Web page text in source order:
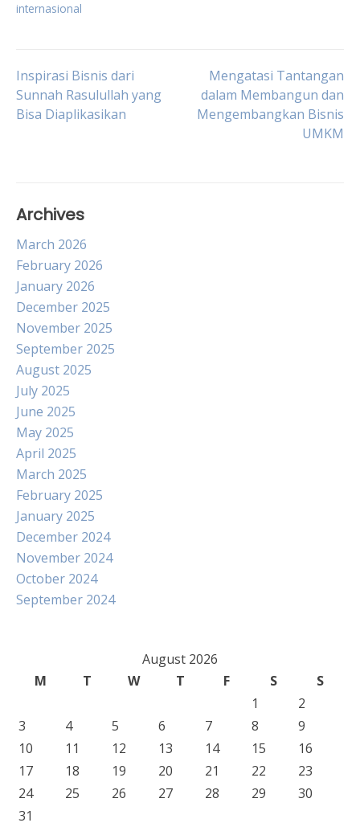
internasional
Post
navigation
Inspirasi Bisnis dari
Sunnah Rasulullah yang
Bisa Diaplikasikan
Mengatasi Tantangan
dalam Membangun dan
Mengembangkan Bisnis
UMKM
Archives
March 2026
February 2026
January 2026
December 2025
November 2025
September 2025
August 2025
July 2025
June 2025
May 2025
April 2025
March 2025
February 2025
January 2025
December 2024
November 2024
October 2024
September 2024
August 2026
M
T W T F S
S
1
2
3
4 5 6 7 8
9
10
11 12 13 14 15
16
17
18 19 20 21 22
23
24
25 26 27 28 29
30
31